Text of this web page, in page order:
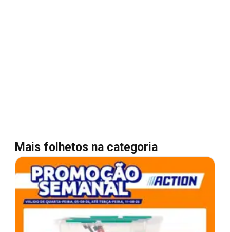
Mais folhetos na categoria